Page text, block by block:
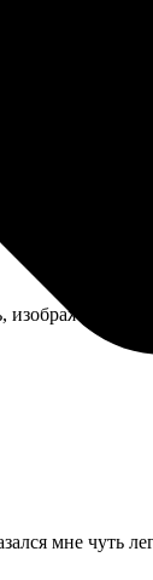
мне чуть